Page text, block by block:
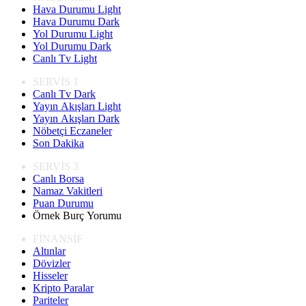
Hava Durumu Light
Hava Durumu Dark
Yol Durumu Light
Yol Durumu Dark
Canlı Tv Light
SERVİS 1
Canlı Tv Dark
Yayın Akışları Light
Yayın Akışları Dark
Nöbetçi Eczaneler
Son Dakika
SERVİS 3
Canlı Borsa
Namaz Vakitleri
Puan Durumu
Örnek Burç Yorumu
FİNANSİF
Altınlar
Dövizler
Hisseler
Kripto Paralar
Pariteler